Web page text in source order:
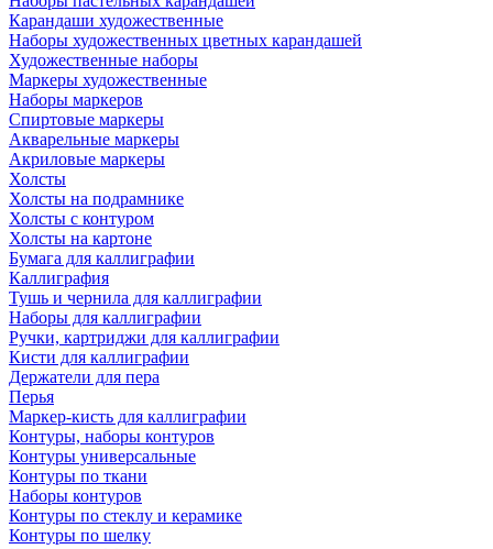
Карандаши художественные
Наборы художественных цветных карандашей
Художественные наборы
Маркеры художественные
Наборы маркеров
Спиртовые маркеры
Акварельные маркеры
Акриловые маркеры
Холсты
Холсты на подрамнике
Холсты с контуром
Холсты на картоне
Бумага для каллиграфии
Каллиграфия
Тушь и чернила для каллиграфии
Наборы для каллиграфии
Ручки, картриджи для каллиграфии
Кисти для каллиграфии
Держатели для пера
Перья
Маркер-кисть для каллиграфии
Контуры, наборы контуров
Контуры универсальные
Контуры по ткани
Наборы контуров
Контуры по стеклу и керамике
Контуры по шелку